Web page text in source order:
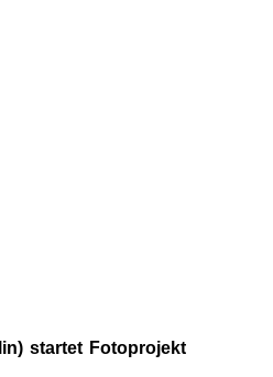
startet Fotoprojekt